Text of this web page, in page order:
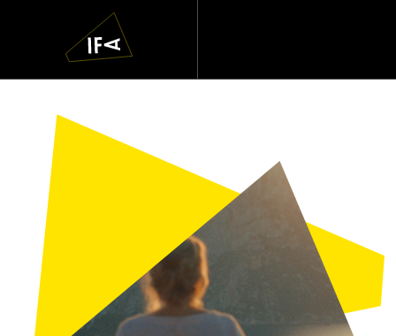
Navigatie
overslaan